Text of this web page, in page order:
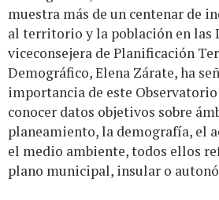
muestra más de un centenar de
al territorio y la población en las
viceconsejera de Planificación
Demográfico, Elena Zárate, ha
importancia de este
conocer datos objetivos sobre
planeamiento, la demografía, el
el medio ambiente, todos ellos
plano municipal, insular o